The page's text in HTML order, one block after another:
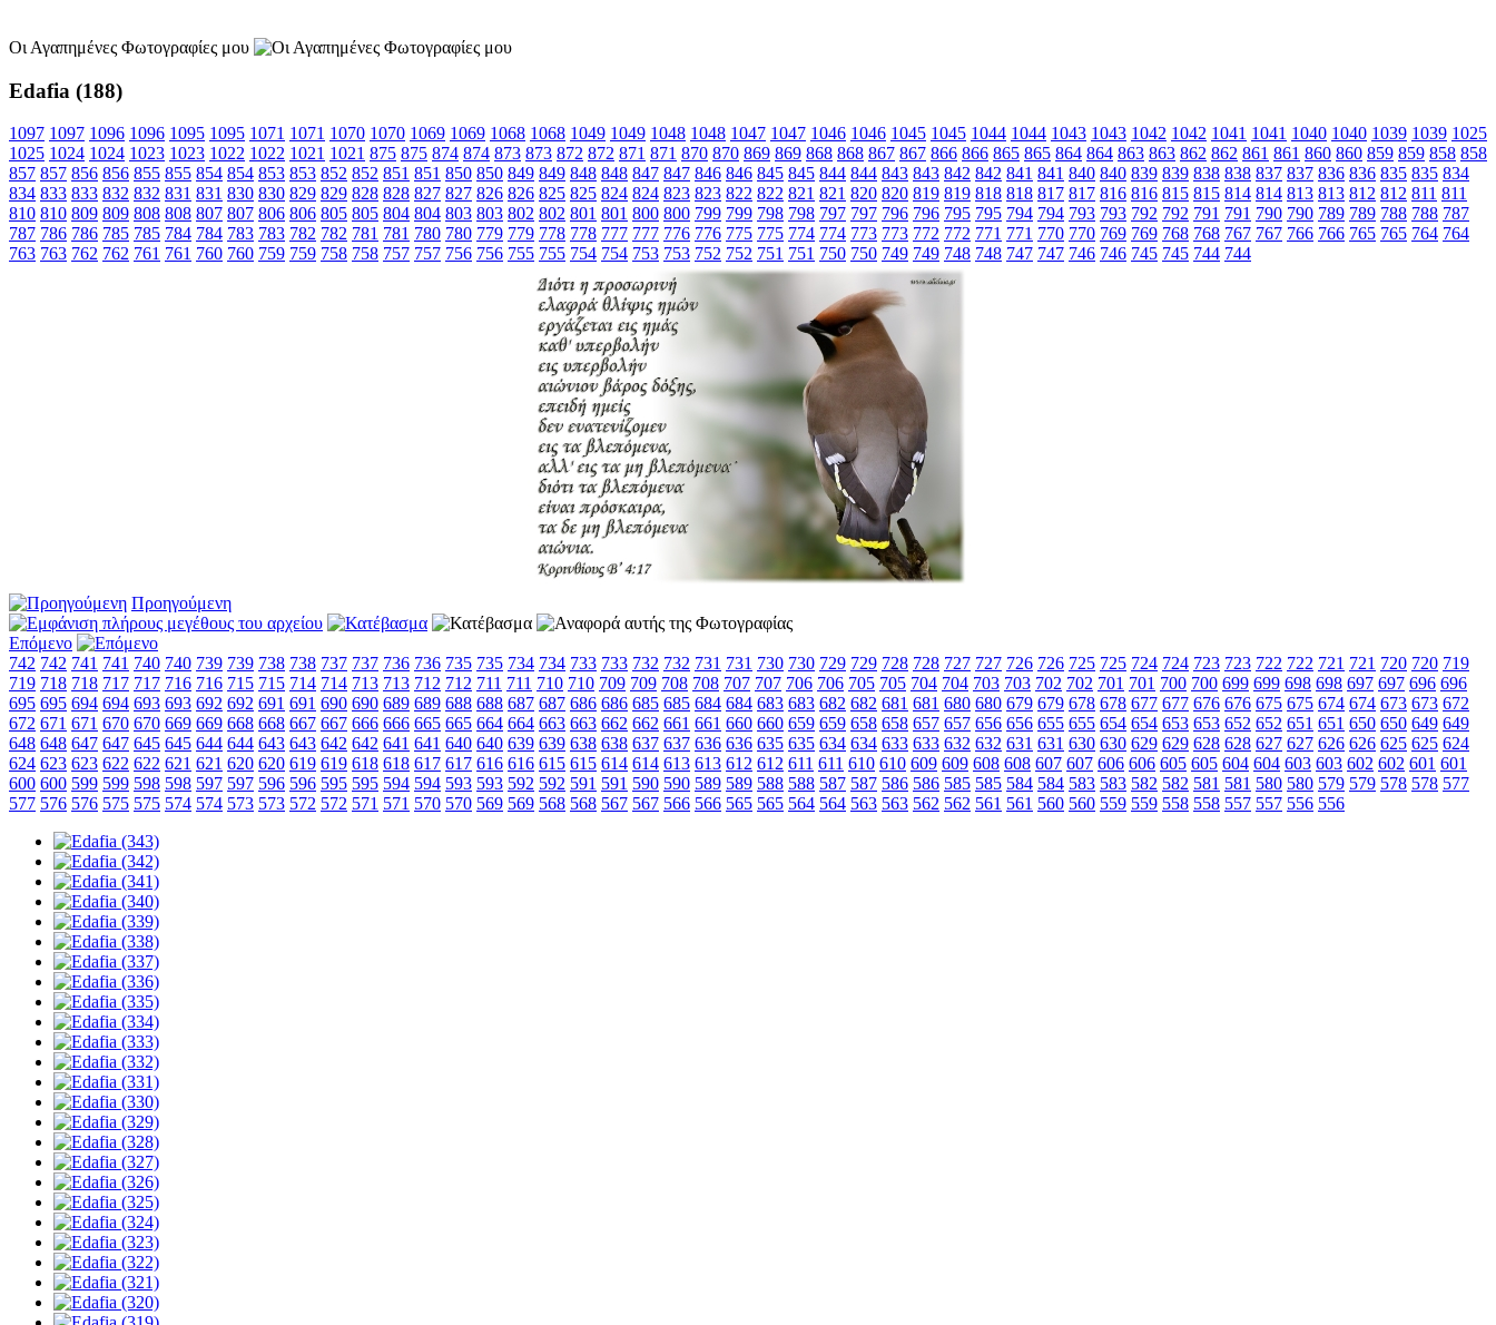
Οι Αγαπημένες Φωτογραφίες μου
Edafia (188)
1097 1097 1096 1096 1095 1095 1071 1071 1070 1070 1069 1069 1068 1068 1049 1049 1048 1048 1047 1047 1046 1046 1045 1045 1044 1044 1043 1043 1042 1042 1041 1041 1040 1040 1039 1039 1025
1025 1024 1024 1023 1023 1022 1022 1021 1021 875 875 874 874 873 873 872 872 871 871 870 870 869 869 868 868 867 867 866 866 865 865 864 864 863 863 862 862 861 861 860 860 859 859 858 858
857 857 856 856 855 855 854 854 853 853 852 852 851 851 850 850 849 849 848 848 847 847 846 846 845 845 844 844 843 843 842 842 841 841 840 840 839 839 838 838 837 837 836 836 835 835 834
834 833 833 832 832 831 831 830 830 829 829 828 828 827 827 826 826 825 825 824 824 823 823 822 822 821 821 820 820 819 819 818 818 817 817 816 816 815 815 814 814 813 813 812 812 811 811
810 810 809 809 808 808 807 807 806 806 805 805 804 804 803 803 802 802 801 801 800 800 799 799 798 798 797 797 796 796 795 795 794 794 793 793 792 792 791 791 790 790 789 789 788 788 787
787 786 786 785 785 784 784 783 783 782 782 781 781 780 780 779 779 778 778 777 777 776 776 775 775 774 774 773 773 772 772 771 771 770 770 769 769 768 768 767 767 766 766 765 765 764 764
763 763 762 762 761 761 760 760 759 759 758 758 757 757 756 756 755 755 754 754 753 753 752 752 751 751 750 750 749 749 748 748 747 747 746 746 745 745 744 744
Προηγούμενη
Επόμενο
742 742 741 741 740 740 739 739 738 738 737 737 736 736 735 735 734 734 733 733 732 732 731 731 730 730 729 729 728 728 727 727 726 726 725 725 724 724 723 723 722 722 721 721 720 720 719
719 718 718 717 717 716 716 715 715 714 714 713 713 712 712 711 711 710 710 709 709 708 708 707 707 706 706 705 705 704 704 703 703 702 702 701 701 700 700 699 699 698 698 697 697 696 696
695 695 694 694 693 693 692 692 691 691 690 690 689 689 688 688 687 687 686 686 685 685 684 684 683 683 682 682 681 681 680 680 679 679 678 678 677 677 676 676 675 675 674 674 673 673 672
672 671 671 670 670 669 669 668 668 667 667 666 666 665 665 664 664 663 663 662 662 661 661 660 660 659 659 658 658 657 657 656 656 655 655 654 654 653 653 652 652 651 651 650 650 649 649
648 648 647 647 645 645 644 644 643 643 642 642 641 641 640 640 639 639 638 638 637 637 636 636 635 635 634 634 633 633 632 632 631 631 630 630 629 629 628 628 627 627 626 626 625 625 624
624 623 623 622 622 621 621 620 620 619 619 618 618 617 617 616 616 615 615 614 614 613 613 612 612 611 611 610 610 609 609 608 608 607 607 606 606 605 605 604 604 603 603 602 602 601 601
600 600 599 599 598 598 597 597 596 596 595 595 594 594 593 593 592 592 591 591 590 590 589 589 588 588 587 587 586 586 585 585 584 584 583 583 582 582 581 581 580 580 579 579 578 578 577
577 576 576 575 575 574 574 573 573 572 572 571 571 570 570 569 569 568 568 567 567 566 566 565 565 564 564 563 563 562 562 561 561 560 560 559 559 558 558 557 557 556 556